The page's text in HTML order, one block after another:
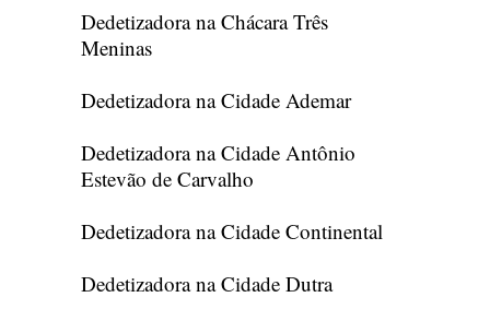
Dedetizadora na Chácara Três
Meninas
Dedetizadora na Cidade Ademar
Dedetizadora na Cidade Antônio
Estevão de Carvalho
Dedetizadora na Cidade Continental
Dedetizadora na Cidade Dutra